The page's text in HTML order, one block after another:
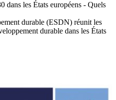
dans les États européens - Quels
durable (ESDN) réunit les
durable dans les États